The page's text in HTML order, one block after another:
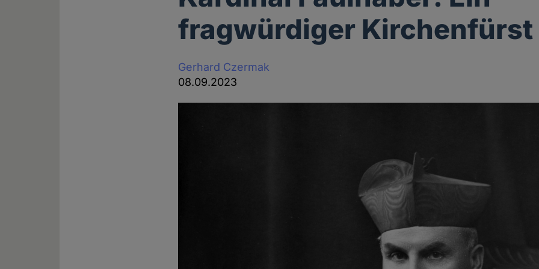
fragwürdiger Kirchenfürst
Gerhard Czermak
08.09.2023